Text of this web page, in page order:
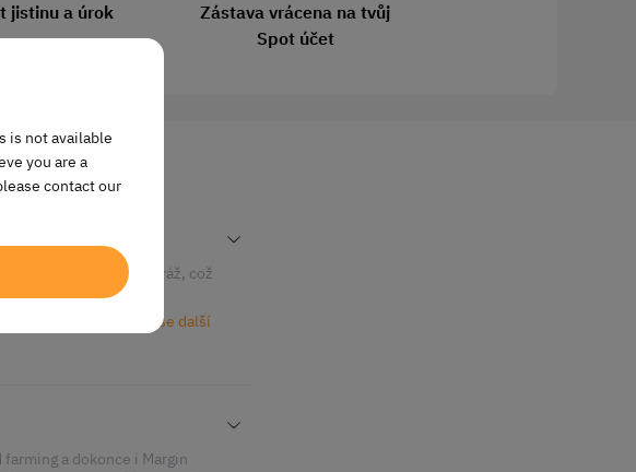
is not available
you are a
contact our
jistinu a úrok
Zástava vrácena na tvůj
Spot účet
výnosová arbitráž, což
kryptoměnu s nižší
Klikněte a dozvíte se další
a dokonce i Margin